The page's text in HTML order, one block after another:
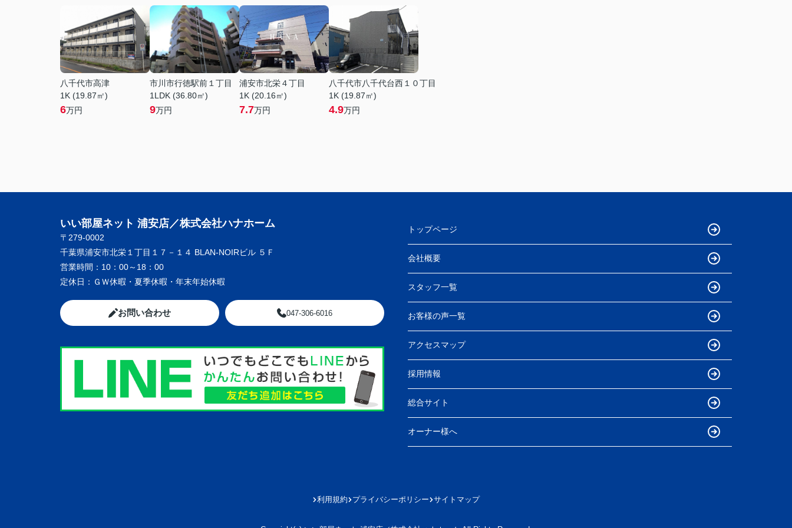
八千代市高津
1K (19.87㎡)
6万円
市川市行徳駅前１丁目
1LDK (36.80㎡)
9万円
浦安市北栄４丁目
1K (20.16㎡)
7.7万円
八千代市八千代台西１０丁目
1K (19.87㎡)
4.9万円
いい部屋ネット 浦安店／株式会社ハナホーム
〒279-0002
千葉県浦安市北栄１丁目１７－１４ BLAN-NOIRビル ５Ｆ
営業時間： 10：00～18：00
定休日： ＧＷ休暇・夏季休暇・年末年始休暇
お問い合わせ 047-306-6016
トップページ
会社概要
スタッフ一覧
お客様の声一覧
アクセスマップ
採用情報
総合サイト
オーナー様へ
利用規約 プライバシーポリシー サイトマップ